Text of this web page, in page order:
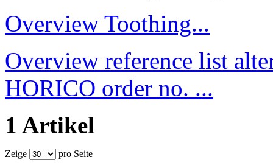
Overview Toothing...
Overview reference list
HORICO order no. ...
1 Artikel
Zeige pro Seite